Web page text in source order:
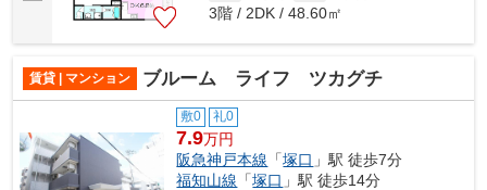
3階 / 2DK / 48.60㎡
賃貸 | マンション ブルーム ライフ ツカグチ
敷0 礼0
7.9万円
阪急神戸本線 「塚口 」駅 徒歩7分
福知山線 「塚口 」駅 徒歩14分